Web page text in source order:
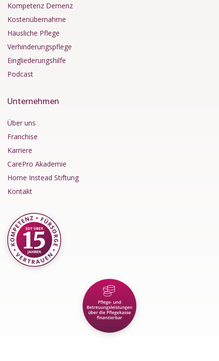
Kompetenz Demenz
Kostenübernahme
Häusliche Pflege
Verhinderungspflege
Eingliederungshilfe
Podcast
Unternehmen
Über uns
Franchise
Karriere
CarePro Akademie
Home Instead Stiftung
Kontakt